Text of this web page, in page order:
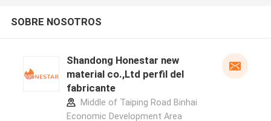
SOBRE NOSOTROS
Shandong Honestar new
material co.,Ltd perfil del
fabricante
Middle of Taiping Road Binhai
Economic Development Area